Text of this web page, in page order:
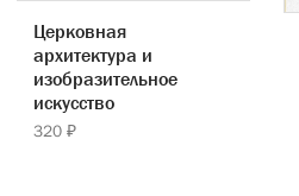
Церковная
архитектура и
изобразительное
искусство
320 ₽